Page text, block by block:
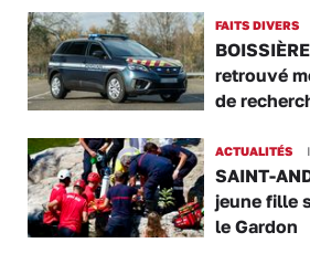
FAITS DIVERS
retrouvé
de
ACTUALITÉS
SAINT-
jeune fille
le Gardon